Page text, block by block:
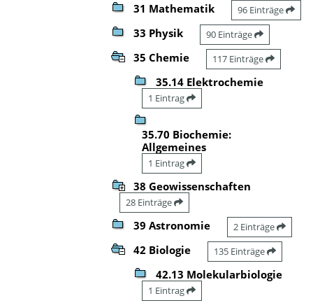
31 Mathematik 96 Einträge
33 Physik 90 Einträge
35 Chemie 117 Einträge
35.14 Elektrochemie
1 Eintrag
35.70 Biochemie:
Allgemeines
1 Eintrag
38 Geowissenschaften
28 Einträge
39 Astronomie 2 Einträge
42 Biologie 135 Einträge
42.13 Molekularbiologie
1 Eintrag